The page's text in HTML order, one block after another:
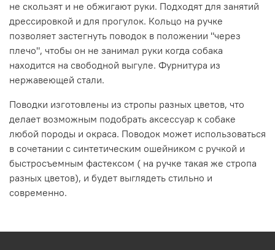
не скользят и не обжигают руки. Подходят для занятий
дрессировкой и для прогулок. Кольцо на ручке
позволяет застегнуть поводок в положении "через
плечо", чтобы он не занимал руки когда собака
находится на свободной выгуле. Фурнитура из
нержавеющей стали.
Поводки изготовлены из стропы разных цветов, что
делает возможным подобрать аксессуар к собаке
любой породы и окраса. Поводок может использоваться
в сочетании с синтетическим ошейником с ручкой и
быстросъемным фастексом ( на ручке такая же стропа
разных цветов), и будет выглядеть стильно и
современно.